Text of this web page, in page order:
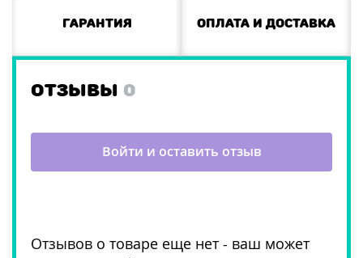
Гарантия Оплата и доставка
ОТЗЫВЫ 0
Отзывов о товаре еще нет - ваш может
Войти и оставить отзыв